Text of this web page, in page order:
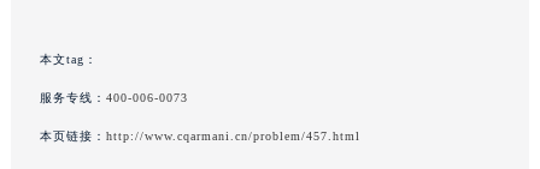
本文tag：
服务专线： 400-006-0073
本页链接： http://www.cqarmani.cn/problem/457.html